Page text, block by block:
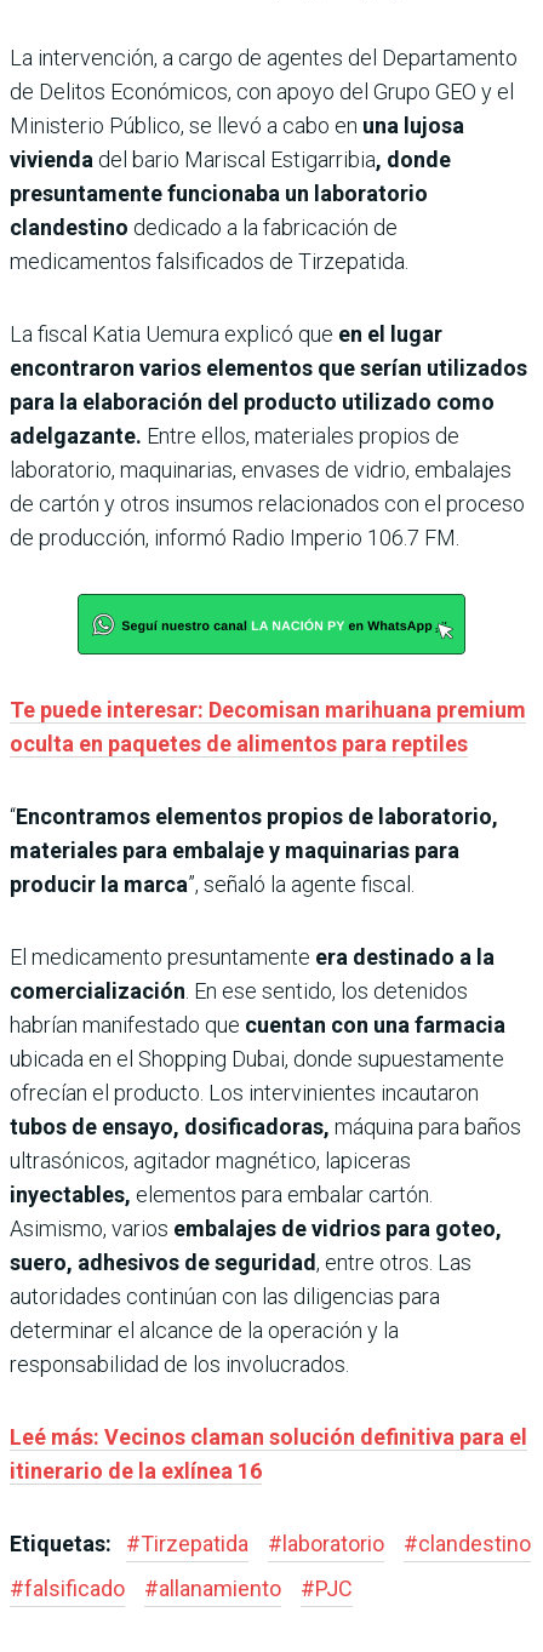
La intervención, a cargo de agentes del Departamento
de Delitos Económicos, con apoyo del Grupo GEO y el
Ministerio Público, se llevó a cabo en una lujosa
vivienda del bario Mariscal Estigarribia, donde
presuntamente funcionaba un laboratorio
clandestino dedicado a la fabricación de
medicamentos falsificados de Tirzepatida.
La fiscal Katia Uemura explicó que en el lugar
encontraron varios elementos que serían utilizados
para la elaboración del producto utilizado como
adelgazante. Entre ellos, materiales propios de
laboratorio, maquinarias, envases de vidrio, embalajes
de cartón y otros insumos relacionados con el proceso
de producción, informó Radio Imperio 106.7 FM.
Te puede interesar: Decomisan marihuana premium
oculta en paquetes de alimentos para reptiles
“Encontramos elementos propios de laboratorio,
materiales para embalaje y maquinarias para
producir la marca”, señaló la agente fiscal.
El medicamento presuntamente era destinado a la
comercialización . En ese sentido, los detenidos
habrían manifestado que cuentan con una farmacia
ubicada en el Shopping Dubai, donde supuestamente
ofrecían el producto. Los intervinientes incautaron
tubos de ensayo, dosificadoras, máquina para baños
ultrasónicos, agitador magnético, lapiceras
inyectables, elementos para embalar cartón.
Asimismo, varios embalajes de vidrios para goteo,
suero, adhesivos de seguridad, entre otros. Las
autoridades continúan con las diligencias para
determinar el alcance de la operación y la
responsabilidad de los involucrados.
Leé más: Vecinos claman solución definitiva para el
itinerario de la exlínea 16
Etiquetas: #Tirzepatida # laboratorio #clandestino
#falsificado #allanamiento #PJC